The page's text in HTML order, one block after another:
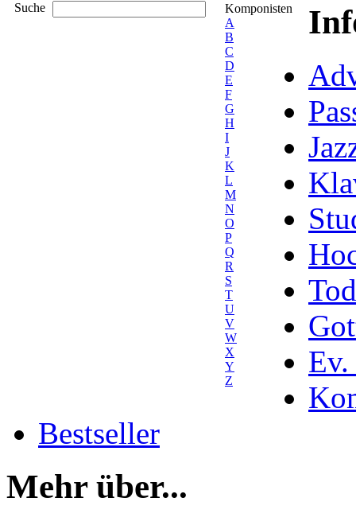
Suche
Komponisten
A
B
C
D
E
F
G
H
I
J
K
L
M
N
O
P
Q
R
S
T
U
V
W
X
Y
Z
Ev.
Bestseller
Mehr über...